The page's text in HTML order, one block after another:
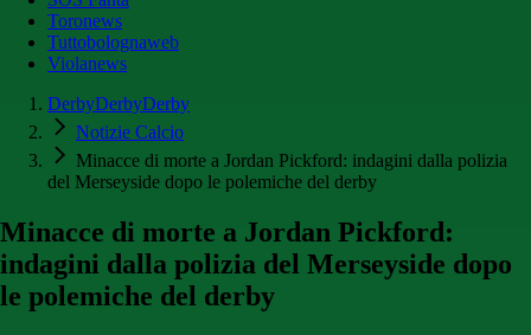
Toronews
Tuttobolognaweb
Violanews
DerbyDerbyDerby
Notizie Calcio
Minacce di morte a Jordan Pickford: indagini dalla polizia
del Merseyside dopo le polemiche del derby
Minacce di morte a Jordan Pickford:
indagini dalla polizia del Merseyside dopo
le polemiche del derby